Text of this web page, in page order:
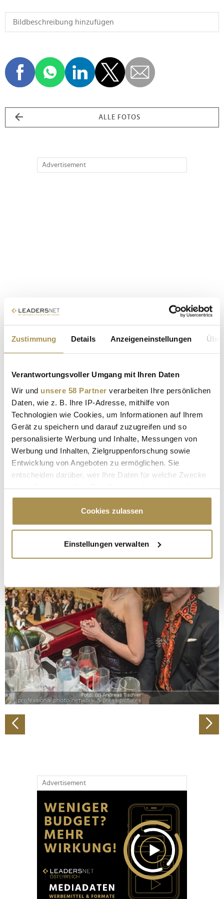
Zustimmung Details Anzeigeneinstellungen
Verantwortungsvoller Umgang mit Ihren Daten
Wir und unsere 58 Partner verarbeiten Ihre persönlichen
Daten, wie z. B. Ihre IP-Adresse, mithilfe von
Technologien wie Cookies, um Informationen auf Ihrem
Gerät zu speichern und darauf zuzugreifen und so
personalisierte Werbung und Inhalte, Messungen von
Werbung und Inhalten, Zielgruppenforschung sowie
Entwicklung von Angeboten zu ermöglichen. Sie
entscheiden darüber, wer Ihre Daten für welche Zwecke
Cookie-Erklärung oder durch Klicken auf das Privacy
Trigger Symbol ändern oder widerrufen
Informationen über Ihre geografische Lage
erfassen, welche bis auf einige Meter genau sein
bestimmten Merkmalen (Fingerprinting) identifizieren
Erfahren Sie mehr darüber, wie Ihre persönlichen Daten
verarbeitet werden, und legen Sie Ihre Präferenzen im
Abschnitt Einzelheitenfest.
Wir verwenden Cookies, um Inhalte und Anzeigen zu
personalisieren, Funktionen für soziale Medien anbieten
zu können und die Zugriffe auf unsere Website zu
analysieren. Außerdem geben wir Informationen zu Ihrer
Verwendung unserer Website an unsere Partner für
soziale Medien, Werbung und Analysen weiter. Unsere
Partner führen diese Informationen möglicherweise mit
Cookies zulassen
Einstellungen verwalten
ALLE FOTOS
Advertisement
Advertisement